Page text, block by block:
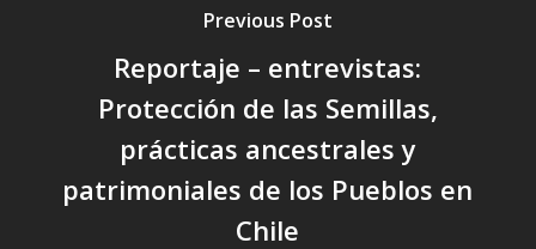
Previous Post
Reportaje – entrevistas:
Protección de las Semillas,
prácticas ancestrales y
patrimoniales de los Pueblos en
Chile